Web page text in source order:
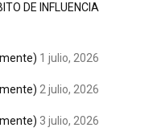
DE INFLUENCIA
1 julio, 2026
2 julio, 2026
3 julio, 2026